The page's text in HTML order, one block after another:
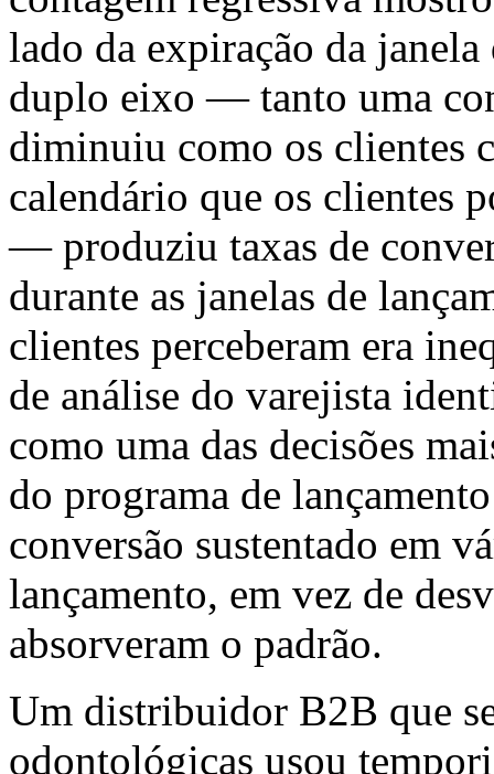
lado da expiração da
duplo eixo — tanto uma
diminuiu como os clientes
calendário que os clientes
— produziu taxas de
durante as janelas de
clientes perceberam era
de análise do varejista
como uma das decisões
do programa de
conversão sustentado em
lançamento, em vez de
absorveram o padrão.
Um distribuidor B2B que
odontológicas usou